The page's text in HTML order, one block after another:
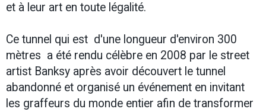
et à leur art en toute légalité.
Ce tunnel qui est d'une longueur d'environ 300
mètres a été rendu célèbre en 2008 par le street
artist Banksy après avoir découvert le tunnel
abandonné et organisé un événement en invitant
les graffeurs du monde entier afin de transformer